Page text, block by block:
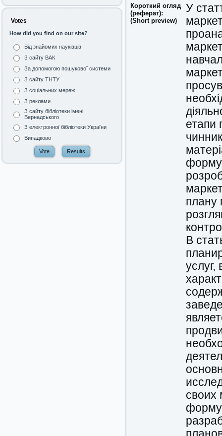
Votes
How did you find on our site?
Від знайомих науківців
З сайту ВАК
За допомогою пошукової системи
З сайту ТНТУ
З соціальних мереж
З реклами
З сайту бібліотеки імені
Вернадського
З електронної бібліотеки України
Випадково
Короткий огляд
(реферат):
(Short preview)
У
етапи
плану
В
своих